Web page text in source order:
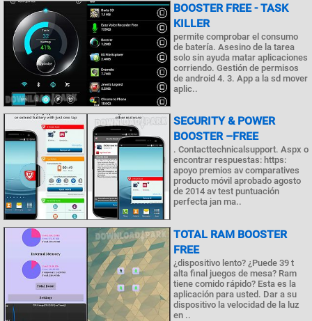
BOOSTER FREE - TASK
KILLER
permite comprobar el consumo
de batería. Asesino de la tarea
solo sin ayuda matar aplicaciones
corriendo. Gestión de permisos
de android 4. 3. App a la sd mover
aplic..
SECURITY & POWER
BOOSTER –FREE
. Contacttechnicalsupport. Aspx o
encontrar respuestas: https:
apoyo premios av comparatives
producto móvil aprobado agosto
de 2014 av test puntuación
perfecta jan ma..
TOTAL RAM BOOSTER
FREE
¿dispositivo lento? ¿Puede 39 t
alta final juegos de mesa? Ram
tiene comido rápido? Esta es la
aplicación para usted. Dar a su
dispositivo la velocidad de la luz
en ..